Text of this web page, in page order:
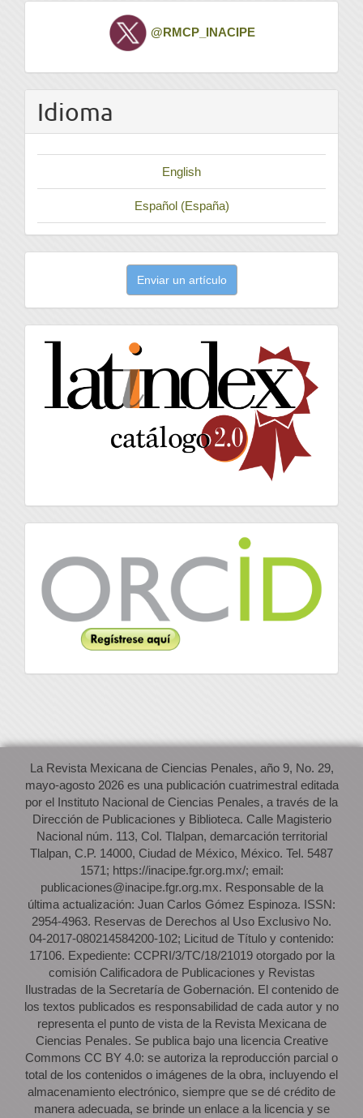
Twitter @RMCP_INACIPE
Idioma
English
Español (España)
artículo
Enviar un artículo
latindex
La Revista Mexicana de Ciencias Penales, año 9, No. 29,
mayo-agosto 2026 es una publicación cuatrimestral editada
por el Instituto Nacional de Ciencias Penales, a través de la
Dirección de Publicaciones y Biblioteca. Calle Magisterio
Nacional núm. 113, Col. Tlalpan, demarcación territorial
Tlalpan, C.P. 14000, Ciudad de México, México. Tel. 5487
1571; https://inacipe.fgr.org.mx/; email:
publicaciones@inacipe.fgr.org.mx. Responsable de la
última actualización: Juan Carlos Gómez Espinoza. ISSN:
2954-4963. Reservas de Derechos al Uso Exclusivo No.
04-2017-080214584200-102; Licitud de Título y contenido:
17106. Expediente: CCPRI/3/TC/18/21019 otorgado por la
comisión Calificadora de Publicaciones y Revistas
Ilustradas de la Secretaría de Gobernación. El contenido de
los textos publicados es responsabilidad de cada autor y no
representa el punto de vista de la Revista Mexicana de
Ciencias Penales. Se publica bajo una licencia Creative
Commons CC BY 4.0: se autoriza la reproducción parcial o
total de los contenidos o imágenes de la obra, incluyendo el
almacenamiento electrónico, siempre que se dé crédito de
manera adecuada, se brinde un enlace a la licencia y se